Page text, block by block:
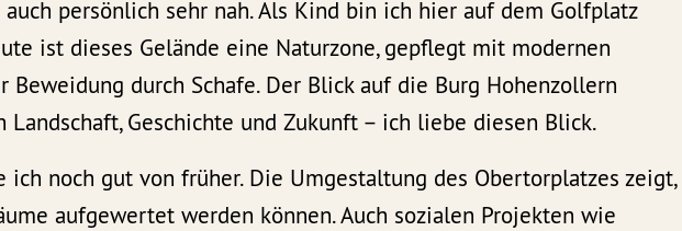
persönlich sehr nah. Als Kind bin ich hier auf dem Golfplatz
ist dieses Gelände eine Naturzone, gepflegt mit modernen
Beweidung durch Schafe. Der Blick auf die Burg Hohenzollern
Geschichte und Zukunft – ich liebe diesen Blick.
ich noch gut von früher. Die Umgestaltung des Obertorplatzes zeigt,
aufgewertet werden können. Auch sozialen Projekten wie